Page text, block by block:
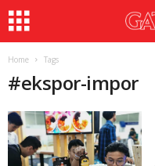
Home Tags
#ekspor-impor